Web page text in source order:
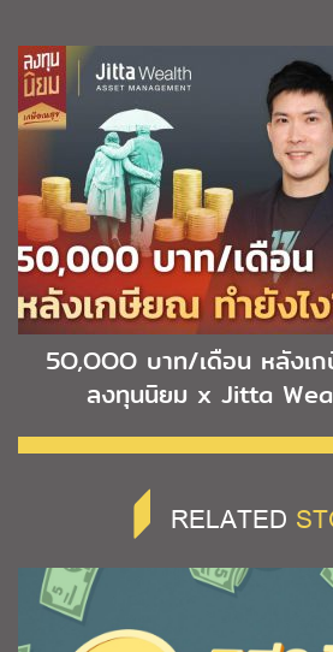
5O,OOO บาท/เดือน หลังเ
ลงทุนนิยม x Jitta
RELATED